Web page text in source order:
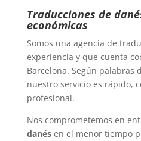
Traducciones de
económicas
Somos una agencia de
experiencia y que cuenta
Barcelona. Según palabras
nuestro servicio es rápido,
profesional.
Nos comprometemos en
danés en el menor tiempo